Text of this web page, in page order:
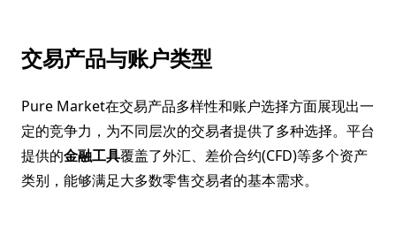
交易产品与账户类型
Pure Market在交易产品多样性和账户选择方面展现出一
定的竞争力，为不同层次的交易者提供了多种选择。平台
提供的金融工具覆盖了外汇、差价合约(CFD)等多个资产
类别，能够满足大多数零售交易者的基本需求。